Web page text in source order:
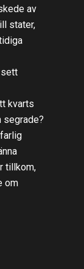
av
stater,
kvarts
segrade?
tillkom,
om